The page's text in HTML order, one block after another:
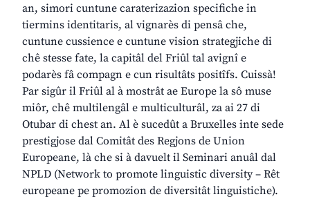
an, simori cuntune caraterizazion specifiche in
tiermins identitaris, al vignarès di pensâ che,
cuntune cussience e cuntune vision strategjiche di
chê stesse fate, la capitâl del Friûl tal avignî e
podarès fâ compagn e cun risultâts positîfs. Cuissà!
Par sigûr il Friûl al à mostrât ae Europe la sô muse
miôr, chê multilengâl e multiculturâl, za ai 27 di
Otubar di chest an. Al è sucedût a Bruxelles inte sede
prestigjose dal Comitât des Regjons de Union
Europeane, là che si à davuelt il Seminari anuâl dal
NPLD (Network to promote linguistic diversity – Rêt
europeane pe promozion de diversitât linguistiche).